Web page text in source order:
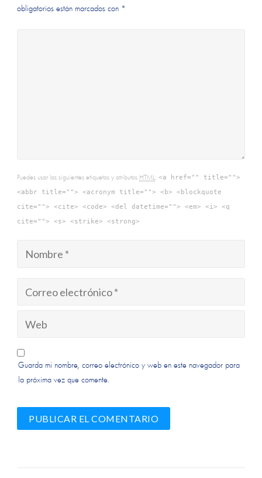
obligatorios están marcados con *
Puedes usar las siguientes etiquetas y atributos HTML :<a href="" title="">
<abbr title=""> <acronym title=""> <b> <blockquote
cite=""> <cite> <code> <del datetime=""> <em> <i> <q
cite=""> <s> <strike> <strong>
Guarda mi nombre, correo electrónico y web en este navegador para
la próxima vez que comente.